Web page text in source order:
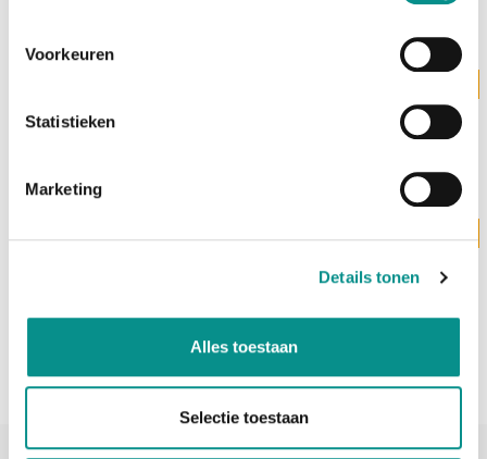
Voorkeuren
Statistieken
Marketing
Details tonen
Alles toestaan
Selectie toestaan
Mac mini M4 Pro | 12C CPU | 16C GPU | 24GB | 2TB
Apple